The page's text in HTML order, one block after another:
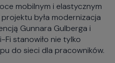
mobilnym i elastycznym
była modernizacja
Gunnara Gulberga i
Fi stanowiło nie tylko
do sieci dla pracowników.